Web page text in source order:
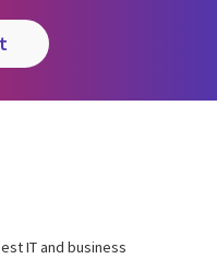
IT and business